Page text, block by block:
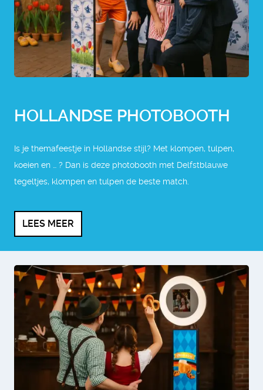
HOLLANDSE PHOTOBOOTH
Is je themafeestje in Hollandse stijl? Met klompen, tulpen,
koeien en … ? Dan is deze photobooth met Delfstblauwe
tegeltjes, klompen en tulpen de beste match.
LEES MEER